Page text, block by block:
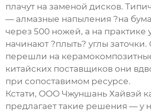
плачут на заменой дисков.
— алмазные напыления ?на
через 500 ножей, а на практике
начинают ?плыть? углы заточки.
перешли на
китайских поставщиков они
при сопоставимом ресурсе.
Кстати, ООО Чжуншань Хайвэй
предлагает такие решения — у